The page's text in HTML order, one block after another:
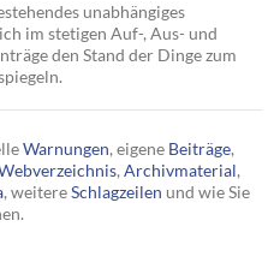
unabhängiges
im stetigen Auf-, Aus- und
den Stand der Dinge zum
Warnungen, eigene Beiträge,
, Archivmaterial,
, weitereSchlagzeilen und wie Sie